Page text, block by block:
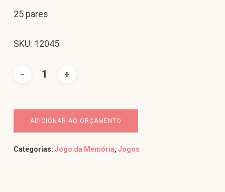
25 pares
SKU: 12045
ADICIONAR AO ORÇAMENTO
Categorias: Jogo da Memória, Jogos